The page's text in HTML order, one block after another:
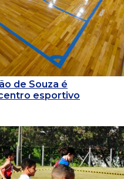
de Souza é
esportivo